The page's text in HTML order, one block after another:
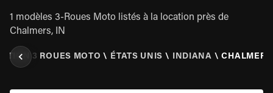
1 modèles 3-Roues Moto listés à la location près de
Chalmers, IN
3 ROUES MOTO \ ÉTATS UNIS \ INDIANA \